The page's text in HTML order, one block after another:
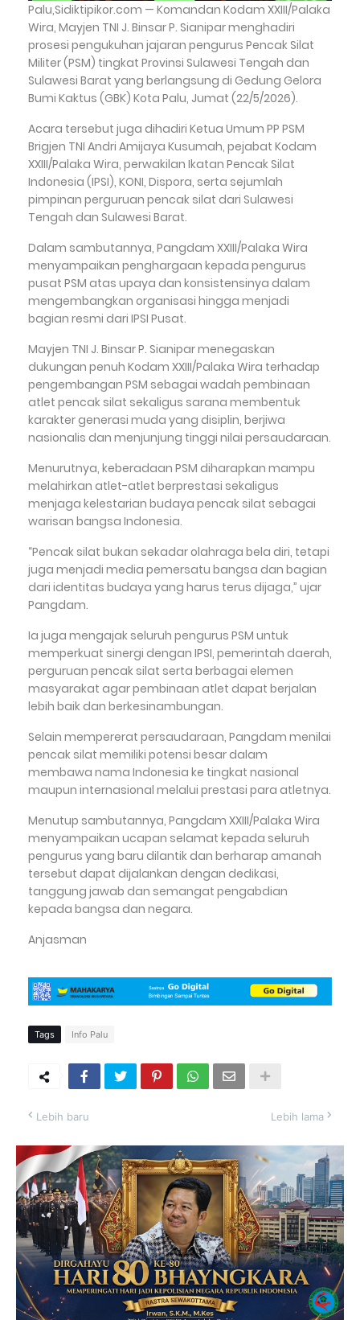
Palu,Sidiktipikor.com — Komandan Kodam XXIII/Palaka
Wira, Mayjen TNI J. Binsar P. Sianipar menghadiri
prosesi pengukuhan jajaran pengurus Pencak Silat
Militer (PSM) tingkat Provinsi Sulawesi Tengah dan
Sulawesi Barat yang berlangsung di Gedung Gelora
Bumi Kaktus (GBK) Kota Palu, Jumat (22/5/2026).
Acara tersebut juga dihadiri Ketua Umum PP PSM
Brigjen TNI Andri Amijaya Kusumah, pejabat Kodam
XXIII/Palaka Wira, perwakilan Ikatan Pencak Silat
Indonesia (IPSI), KONI, Dispora, serta sejumlah
pimpinan perguruan pencak silat dari Sulawesi
Tengah dan Sulawesi Barat.
Dalam sambutannya, Pangdam XXIII/Palaka Wira
menyampaikan penghargaan kepada pengurus
pusat PSM atas upaya dan konsistensinya dalam
mengembangkan organisasi hingga menjadi
bagian resmi dari IPSI Pusat.
Mayjen TNI J. Binsar P. Sianipar menegaskan
dukungan penuh Kodam XXIII/Palaka Wira terhadap
pengembangan PSM sebagai wadah pembinaan
atlet pencak silat sekaligus sarana membentuk
karakter generasi muda yang disiplin, berjiwa
nasionalis dan menjunjung tinggi nilai persaudaraan.
Menurutnya, keberadaan PSM diharapkan mampu
melahirkan atlet-atlet berprestasi sekaligus
menjaga kelestarian budaya pencak silat sebagai
warisan bangsa Indonesia.
“Pencak silat bukan sekadar olahraga bela diri, tetapi
juga menjadi media pemersatu bangsa dan bagian
dari identitas budaya yang harus terus dijaga,” ujar
Pangdam.
Ia juga mengajak seluruh pengurus PSM untuk
memperkuat sinergi dengan IPSI, pemerintah daerah,
perguruan pencak silat serta berbagai elemen
masyarakat agar pembinaan atlet dapat berjalan
lebih baik dan berkesinambungan.
Selain mempererat persaudaraan, Pangdam menilai
pencak silat memiliki potensi besar dalam
membawa nama Indonesia ke tingkat nasional
maupun internasional melalui prestasi para atletnya.
Menutup sambutannya, Pangdam XXIII/Palaka Wira
menyampaikan ucapan selamat kepada seluruh
pengurus yang baru dilantik dan berharap amanah
tersebut dapat dijalankan dengan dedikasi,
tanggung jawab dan semangat pengabdian
kepada bangsa dan negara.
Anjasman
Tags Info Palu
Lebih baru Lebih lama